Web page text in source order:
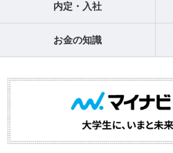
内定・入社
お金の知識